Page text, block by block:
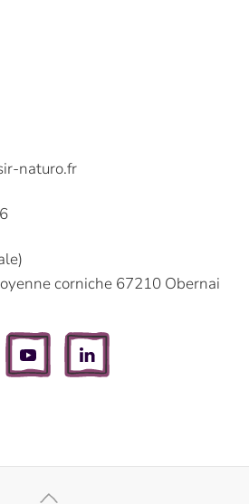
naturo.fr
corniche 67210 Obernai